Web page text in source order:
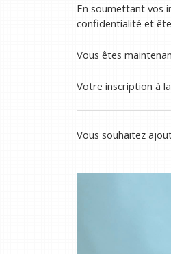
En soumettant vos
confidentialité et
Vous êtes
Votre inscription à
Vous souhaitez